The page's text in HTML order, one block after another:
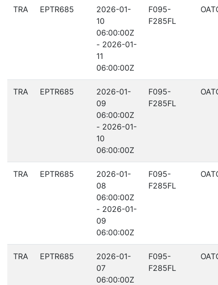
TRA EPTR685
2026-01-
10
06:00:00Z
- 2026-01-
11
06:00:00Z
F095-
F285FL
TRA EPTR685
2026-01-
09
06:00:00Z
- 2026-01-
10
06:00:00Z
F095-
F285FL
TRA EPTR685
2026-01-
08
06:00:00Z
- 2026-01-
09
06:00:00Z
F095-
F285FL
TRA EPTR685
2026-01-
07
06:00:00Z
F095-
F285FL